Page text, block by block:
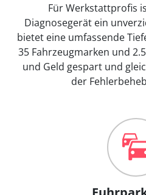
Für Werkstattprofis
Diagnosegerät ein
bietet eine umfassende
35 Fahrzeugmarken und
und Geld gespart und
der